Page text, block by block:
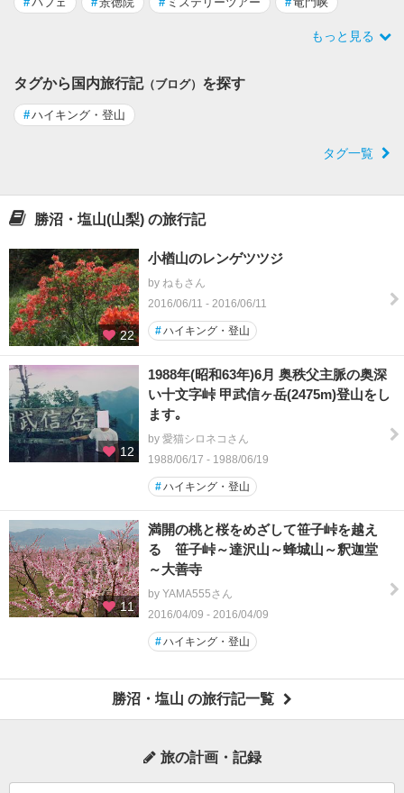
もっと見る
タグから国内旅行記（ブログ） を探す
#ハイキング・登山
タグ一覧
勝沼・塩山(山梨) の旅行記
22
小楢山のレンゲツツジ
by ねもさん
2016/06/11 - 2016/06/11
#ハイキング・登山
12
1988年(昭和63年)6月 奥秩父主脈の奥深
い十文字峠 甲武信ヶ岳(2475m)登山をし
ます｡
by 愛猫シロネコさん
1988/06/17 - 1988/06/19
#ハイキング・登山
11
満開の桃と桜をめざして笹子峠を越え
る 笹子峠～達沢山～蜂城山～釈迦堂
～大善寺
by YAMA555さん
2016/04/09 - 2016/04/09
#ハイキング・登山
勝沼・塩山 の旅行記一覧
旅の計画・記録